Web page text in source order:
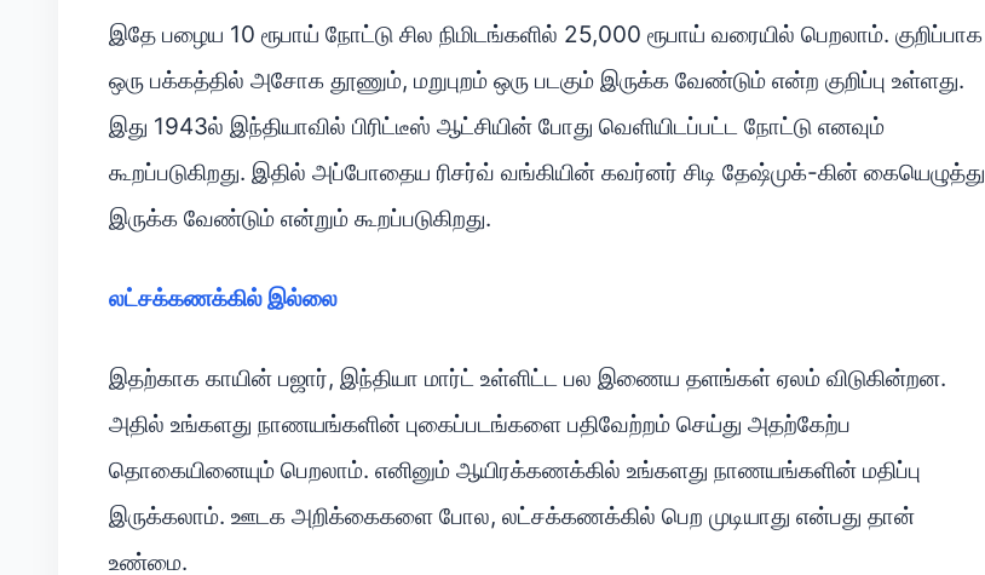
இதே பழைய 10 ரூபாய் நோட்டு சில நிமிடங்களில் 25,000 ரூபாய் வரையில் பெறலாம். குறிப்பாக
ஒரு பக்கத்தில் அசோக தூணும், மறுபுறம் ஒரு படகும் இருக்க வேண்டும் என்ற குறிப்பு உள்ளது.
இது 1943ல் இந்தியாவில் பிரிட்டீஸ் ஆட்சியின் போது வெளியிடப்பட்ட நோட்டு எனவும்
கூறப்படுகிறது. இதில் அப்போதைய ரிசர்வ் வங்கியின் கவர்னர் சிடி தேஷ்முக்-கின் கையெழுத்து
இருக்க வேண்டும் என்றும் கூறப்படுகிறது.
லட்சக்கணக்கில் இல்லை
இதற்காக காயின் பஜார், இந்தியா மார்ட் உள்ளிட்ட பல இணைய தளங்கள் ஏலம் விடுகின்றன.
அதில் உங்களது நாணயங்களின் புகைப்படங்களை பதிவேற்றம் செய்து அதற்கேற்ப
தொகையினையும் பெறலாம். எனினும் ஆயிரக்கணக்கில் உங்களது நாணயங்களின் மதிப்பு
இருக்கலாம். ஊடக அறிக்கைகளை போல, லட்சக்கணக்கில் பெற முடியாது என்பது தான்
உண்மை.